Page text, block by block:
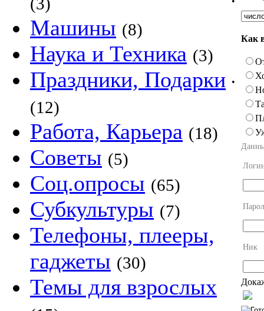
Машины (8)
Наука и Техника (3)
Праздники, Подарки
(12)
Работа, Карьера (18)
Советы (5)
Соц.опросы (65)
Субкультуры (7)
Телефоны, плееры,
гаджеты (30)
Темы для взрослых
•
Как
Ник